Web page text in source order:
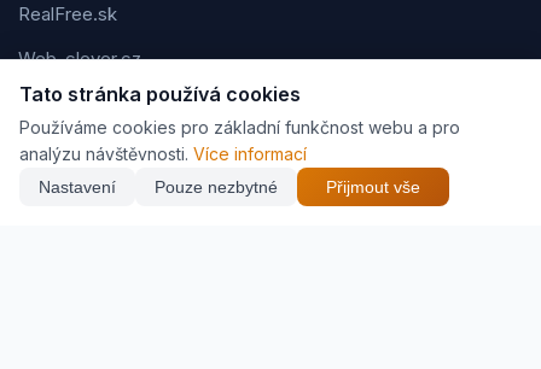
RealFree.sk
Web-clever.cz
Kvízov.cz
Karavaning.net
CVčko.eu
Tato stránka používá cookies
Používáme cookies pro základní funkčnost webu a pro
analýzu návštěvnosti. Více informací
Nastavení Pouze nezbytné Přijmout vše